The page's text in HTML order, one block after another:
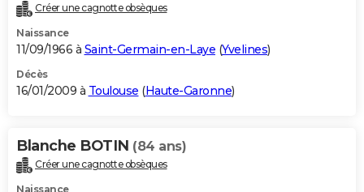
Créer une cagnotte obsèques
Naissance
11/09/1966 à Saint-Germain-en-Laye (Yvelines)
Décès
16/01/2009 à Toulouse (Haute-Garonne)
Blanche BOTIN (84 ans)
Créer une cagnotte obsèques
Naissance